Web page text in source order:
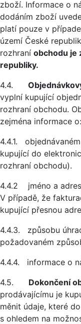
zboží. Informace o
dodáním zboží
platí pouze v
území České
rozhraní obchodu je
republiky.
4.4.
vyplní kupující
rozhraní obchodu.
zejména informace o:
4.4.1.
kupující do
rozhraní obchodu).
4.4.2 jméno a
V případě, že
kupující přesnou
4.4.3. způsobu
požadovaném
4.4.4. informace o
4.5. Dokončení
prodávajícímu je
měnit údaje, které
s ohledem na